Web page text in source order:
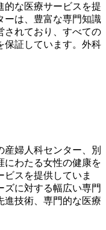
的な医療サービスを提
ーは、豊富な専門知識
されており、すべての
保証しています。外科
婦人科センター、別
にわたる女性の健康を
スを提供していま
ズに対する幅広い専門
進技術、専門的な医療